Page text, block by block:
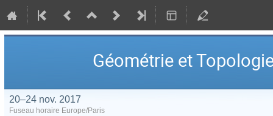
Géométrie et
20–24 nov. 2017
Fuseau horaire Europe/Paris